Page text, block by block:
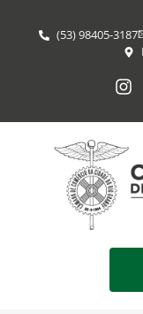
(53) 98405-3187